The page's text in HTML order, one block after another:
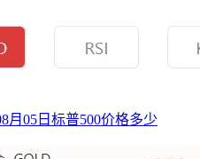
月05日标普500价格多少